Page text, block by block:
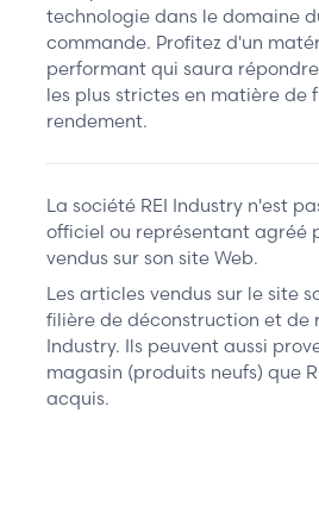
technologie dans le domaine
commande. Profitez d'un
performant qui saura
les plus strictes en matière de
rendement.
La société REI Industry n'est
officiel ou représentant agréé
vendus sur son site Web.
Les articles vendus sur le site
filière de déconstruction et de
Industry. Ils peuvent aussi
magasin (produits neufs) que
acquis.